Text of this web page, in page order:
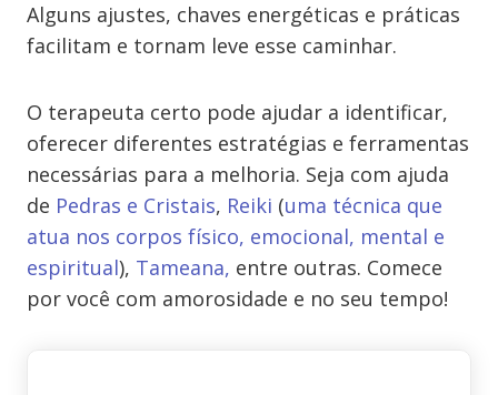
Alguns ajustes, chaves energéticas e práticas
facilitam e tornam leve esse caminhar.
O terapeuta certo pode ajudar a identificar,
oferecer diferentes estratégias e ferramentas
necessárias para a melhoria. Seja com ajuda
de Pedras e Cristais, Reiki (uma técnica que
atua nos corpos físico, emocional, mental e
espiritual), Tameana, entre outras. Comece
por você com amorosidade e no seu tempo!